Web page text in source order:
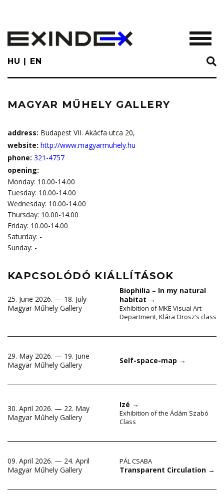
main
content
HU EN
MAGYAR MŰHELY GALLERY
address: Budapest VII. Akácfa utca 20,
website: http://www.magyarmuhely.hu
phone: 321-4757
opening:
Monday: 10.00-14.00
Tuesday: 10.00-14.00
Wednesday: 10.00-14.00
Thursday: 10.00-14.00
Friday: 10.00-14.00
Saturday: -
Sunday: -
KAPCSOLÓDÓ KIÁLLÍTÁSOK
25. June 2026. — 18. July
Magyar Műhely Gallery
Biophilia – In my natural
habitat →
Exhibition of MKE Visual Art
Department, Klára Orosz’s class
29. May 2026. — 19. June
Magyar Műhely Gallery
Self-space-map →
30. April 2026. — 22. May
Magyar Műhely Gallery
Izé →
Exhibition of the Ádám Szabó
Class
09. April 2026. — 24. April
Magyar Műhely Gallery
PÁL CSABA
Transparent Circulation →